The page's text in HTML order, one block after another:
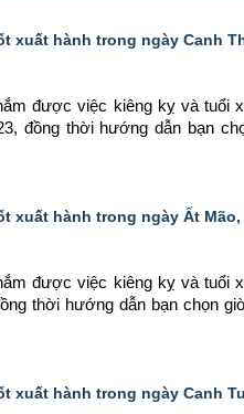
xuất hành trong ngày Canh
được việc kiêng kỵ và tuổi
đồng thời hướng dẫn bạn
xuất hành trong ngày Ất
được việc kiêng kỵ và tuổi
thời hướng dẫn bạn chọn
xuất hành trong ngày Canh